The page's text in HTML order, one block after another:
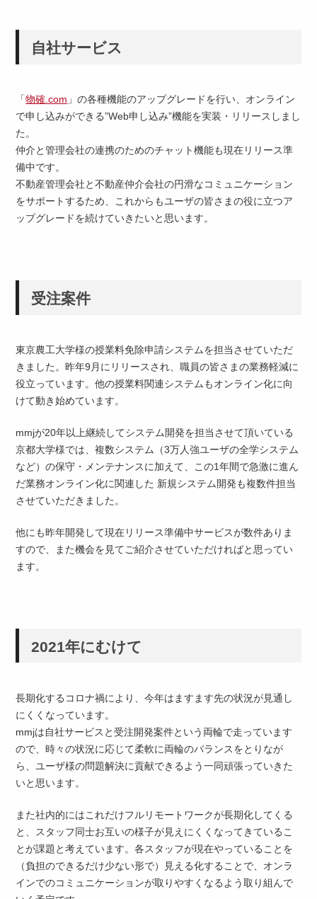
自社サービス
「物確.com 」の各種機能のアップグレードを行い、オンライン
で申し込みができる”Web申し込み”機能を実装・リリースしまし
た。
仲介と管理会社の連携のためのチャット機能も現在リリース準
備中です。
不動産管理会社と不動産仲介会社の円滑なコミュニケーション
をサポートするため、これからもユーザの皆さまの役に立つア
ップグレードを続けていきたいと思います。
受注案件
東京農工大学様の授業料免除申請システムを担当させていただ
きました。昨年9月にリリースされ、職員の皆さまの業務軽減に
役立っています。他の授業料関連システムもオンライン化に向
けて動き始めています。
mmjが20年以上継続してシステム開発を担当させて頂いている
京都大学様では、複数システム（3万人強ユーザの全学システム
など）の保守・メンテナンスに加えて、この1年間で急激に進ん
だ業務オンライン化に関連した 新規システム開発も複数件担当
させていただきました。
他にも昨年開発して現在リリース準備中サービスが数件ありま
すので、また機会を見てご紹介させていただければと思ってい
ます。
2021年にむけて
長期化するコロナ禍により、今年はますます先の状況が見通し
にくくなっています。
mmjは自社サービスと受注開発案件という両輪で走っています
ので、時々の状況に応じて柔軟に両輪のバランスをとりなが
ら、ユーザ様の問題解決に貢献できるよう一同頑張っていきた
いと思います。
また社内的にはこれだけフルリモートワークが長期化してくる
と、スタッフ同士お互いの様子が見えにくくなってきているこ
とが課題と考えています。各スタッフが現在やっていることを
（負担のできるだけ少ない形で）見える化することで、オンラ
インでのコミュニケーションが取りやすくなるよう取り組んで